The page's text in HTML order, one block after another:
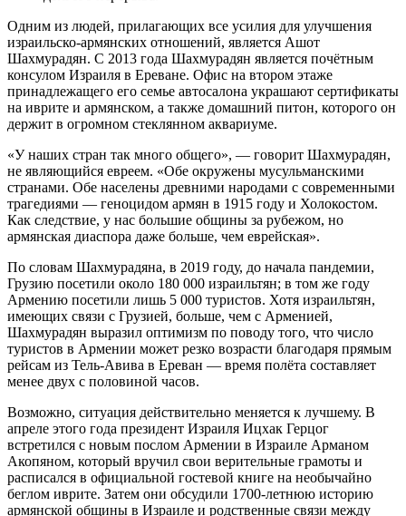
Одним из людей, прилагающих все усилия для улучшения
израильско-армянских отношений, является Ашот
Шахмурадян. С 2013 года Шахмурадян является почётным
консулом Израиля в Ереване. Офис на втором этаже
принадлежащего его семье автосалона украшают сертификаты
на иврите и армянском, а также домашний питон, которого он
держит в огромном стеклянном аквариуме.
«У наших стран так много общего», — говорит Шахмурадян,
не являющийся евреем. «Обе окружены мусульманскими
странами. Обе населены древними народами с современными
трагедиями — геноцидом армян в 1915 году и Холокостом.
Как следствие, у нас большие общины за рубежом, но
армянская диаспора даже больше, чем еврейская».
По словам Шахмурадяна, в 2019 году, до начала пандемии,
Грузию посетили около 180 000 израильтян; в том же году
Армению посетили лишь 5 000 туристов. Хотя израильтян,
имеющих связи с Грузией, больше, чем с Арменией,
Шахмурадян выразил оптимизм по поводу того, что число
туристов в Армении может резко возрасти благодаря прямым
рейсам из Тель-Авива в Ереван — время полёта составляет
менее двух с половиной часов.
Возможно, ситуация действительно меняется к лучшему. В
апреле этого года президент Израиля Ицхак Герцог
встретился с новым послом Армении в Израиле Арманом
Акопяном, который вручил свои верительные грамоты и
расписался в официальной гостевой книге на необычайно
беглом иврите. Затем они обсудили 1700-летнюю историю
армянской общины в Израиле и родственные связи между